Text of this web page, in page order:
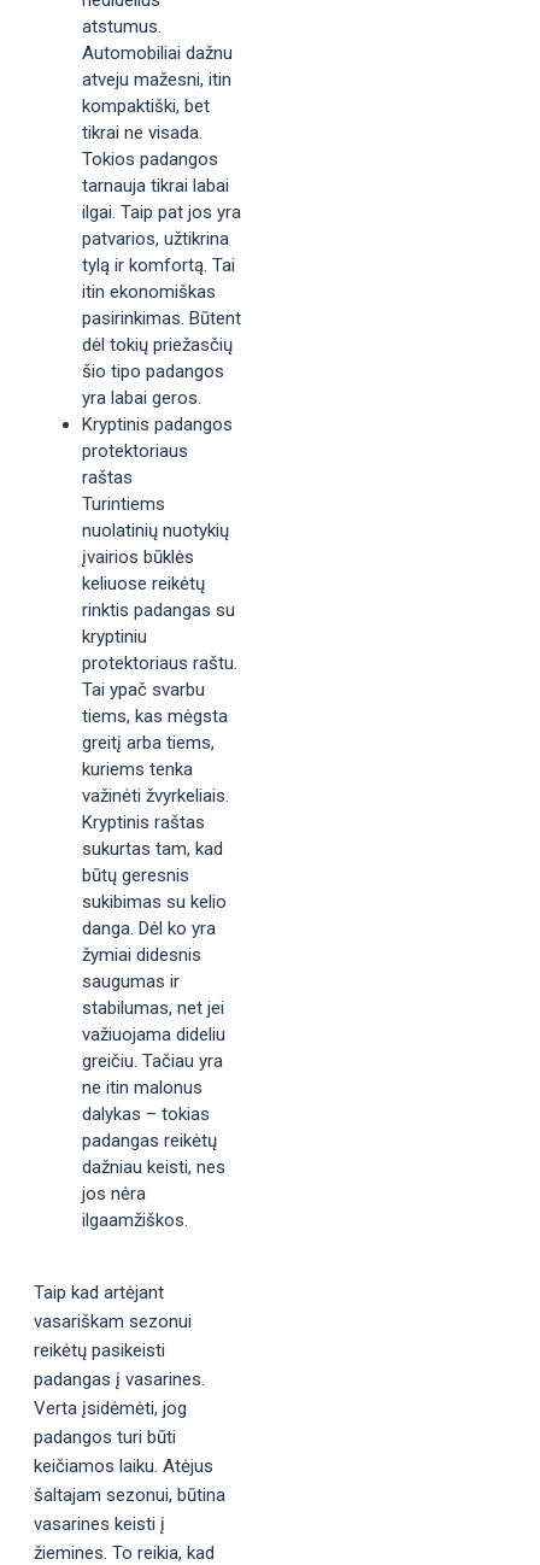
atstumus.
Automobiliai dažnu
atveju mažesni, itin
kompaktiški, bet
tikrai ne visada.
Tokios padangos
tarnauja tikrai labai
ilgai. Taip pat jos yra
patvarios, užtikrina
tylą ir komfortą. Tai
itin ekonomiškas
pasirinkimas. Būtent
dėl tokių priežasčių
šio tipo padangos
yra labai geros.
Kryptinis padangos
protektoriaus
raštas
Turintiems
nuolatinių nuotykių
įvairios būklės
keliuose reikėtų
rinktis padangas su
kryptiniu
protektoriaus raštu.
Tai ypač svarbu
tiems, kas mėgsta
greitį arba tiems,
kuriems tenka
važinėti žvyrkeliais.
Kryptinis raštas
sukurtas tam, kad
būtų geresnis
sukibimas su kelio
danga. Dėl ko yra
žymiai didesnis
saugumas ir
stabilumas, net jei
važiuojama dideliu
greičiu. Tačiau yra
ne itin malonus
dalykas – tokias
padangas reikėtų
dažniau keisti, nes
jos nėra
ilgaamžiškos.
Taip kad artėjant
vasariškam sezonui
reikėtų pasikeisti
padangas į vasarines.
Verta įsidėmėti, jog
padangos turi būti
keičiamos laiku. Atėjus
šaltajam sezonui, būtina
vasarines keisti į
žiemines. To reikia, kad